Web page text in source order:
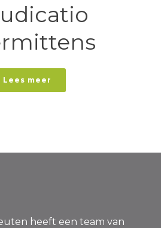
Lees meer
heeft een team van